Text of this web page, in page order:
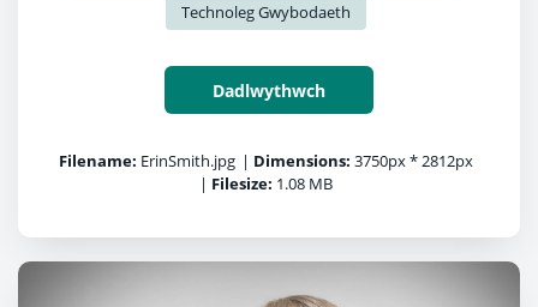
Technoleg Gwybodaeth
Dadlwythwch
Filename: ErinSmith.jpg | Dimensions: 3750px * 2812px
| Filesize: 1.08 MB